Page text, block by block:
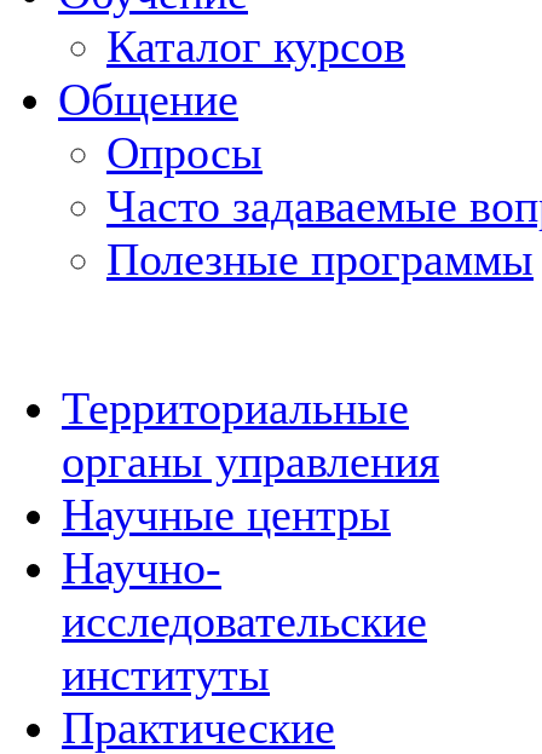
Каталог курсов
Общение
Опросы
Часто задаваемые
Полезные программы
Территориальные
органы управления
Научные центры
Научно-
исследовательские
институты
Практические